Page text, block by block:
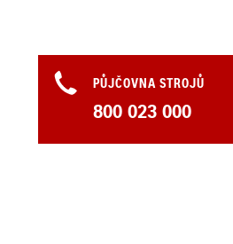
PŮJČOVNA STROJŮ
800 023 000